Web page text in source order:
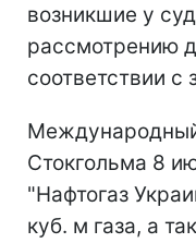
возникшие у
рассмотрению
соответствии
Стокгольма 8
"Нафтогаз
куб. м газа, а